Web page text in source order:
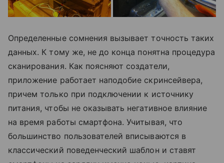
Определенные сомнения вызывает точность таких
данных. К тому же, не до конца понятна процедура
сканирования. Как поясняют создатели,
приложение работает наподобие скринсейвера,
причем только при подключении к источнику
питания, чтобы не оказывать негативное влияние
на время работы смартфона. Учитывая, что
большинство пользователей вписываются в
классический поведенческий шаблон и ставят